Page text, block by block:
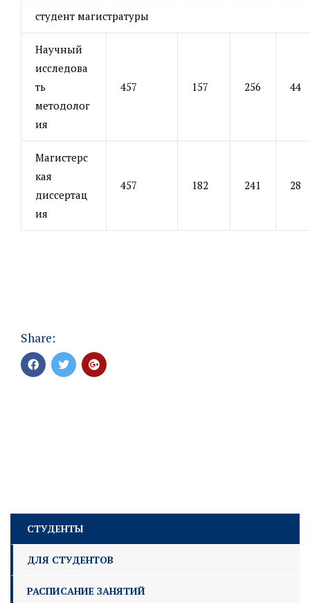
студент магистратуры
Научный
исследова
ть
методолог
ия
457 157 256 44
Магистерс
кая
диссертац
ия
457 182 241 28
Share:
СТУДЕНТЫ
ДЛЯ СТУДЕНТОВ
РАСПИСАНИЕ ЗАНЯТИЙ